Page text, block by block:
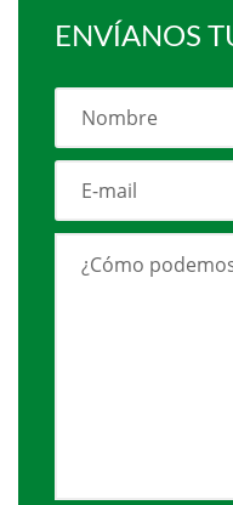
ENVÍANOS